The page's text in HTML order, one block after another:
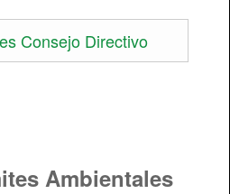
Consejo Directivo
Ambientales